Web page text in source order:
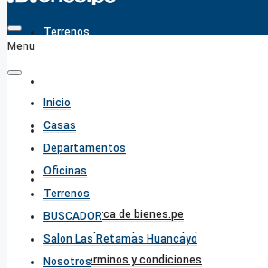
Terrenos
Salon Las Retamas Huancayo
Nosotros
Acerca de bienes.pe
Politicas de Privacidad
Terminos y condiciones
Menu
Inicio
Casas
Departamentos
Oficinas
Terrenos
BUSCADOR
Salon Las Retamas Huancayo
Nosotros